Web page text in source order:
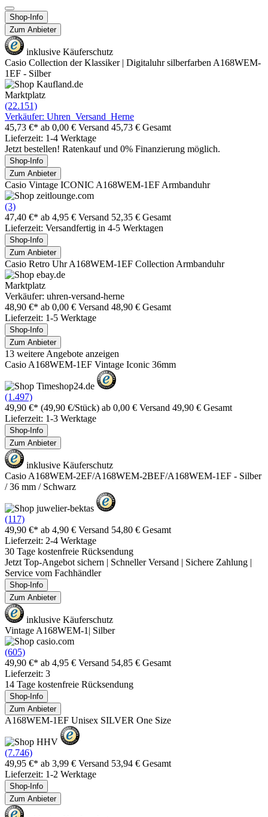
Shop-Info
Zum Anbieter
inklusive Käuferschutz
Casio Collection der Klassiker | Digitaluhr silberfarben A168WEM-
1EF - Silber
Marktplatz
(22.151)
Verkäufer: Uhren_Versand_Herne
45,73 €* ab 0,00 € Versand 45,73 € Gesamt
Lieferzeit: 1-4 Werktage
Jetzt bestellen! Ratenkauf und 0% Finanzierung möglich.
Shop-Info
Zum Anbieter
Casio Vintage ICONIC A168WEM-1EF Armbanduhr
(3)
47,40 €* ab 4,95 € Versand 52,35 € Gesamt
Lieferzeit: Versandfertig in 4-5 Werktagen
Shop-Info
Zum Anbieter
Casio Retro Uhr A168WEM-1EF Collection Armbanduhr
Marktplatz
Verkäufer: uhren-versand-herne
48,90 €* ab 0,00 € Versand 48,90 € Gesamt
Lieferzeit: 1-5 Werktage
Shop-Info
Zum Anbieter
13 weitere Angebote anzeigen
Casio A168WEM-1EF Vintage Iconic 36mm
(1.497)
49,90 €* (49,90 €/Stück) ab 0,00 € Versand 49,90 € Gesamt
Lieferzeit: 1-3 Werktage
Shop-Info
Zum Anbieter
inklusive Käuferschutz
Casio A168WEM-2EF/A168WEM-2BEF/A168WEM-1EF - Silber
/ 36 mm / Schwarz
(117)
49,90 €* ab 4,90 € Versand 54,80 € Gesamt
Lieferzeit: 2-4 Werktage
30 Tage kostenfreie Rücksendung
Jetzt Top-Angebot sichern | Schneller Versand | Sichere Zahlung |
Service vom Fachhändler
Shop-Info
Zum Anbieter
inklusive Käuferschutz
Vintage A168WEM-1| Silber
(605)
49,90 €* ab 4,95 € Versand 54,85 € Gesamt
Lieferzeit: 3
14 Tage kostenfreie Rücksendung
Shop-Info
Zum Anbieter
A168WEM-1EF Unisex SILVER One Size
(7.746)
49,95 €* ab 3,99 € Versand 53,94 € Gesamt
Lieferzeit: 1-2 Werktage
Shop-Info
Zum Anbieter